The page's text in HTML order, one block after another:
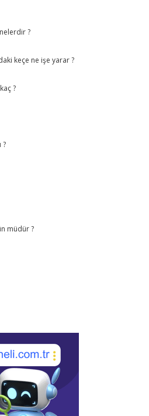
?
keçe ne işe yarar ?
?
?
müdür ?